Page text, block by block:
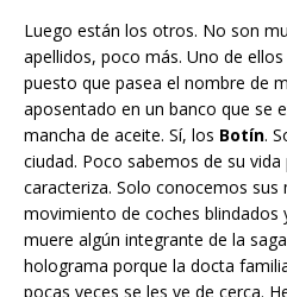
Luego están los otros. No son
apellidos, poco más. Uno de
puesto que pasea el nombre de
aposentado en un banco que se
mancha de aceite. Sí, los Botín.
ciudad. Poco sabemos de su
caracteriza. Solo conocemos sus
movimiento de coches blindados
muere algún integrante de la
holograma porque la docta
pocas veces se les ve de cerca.